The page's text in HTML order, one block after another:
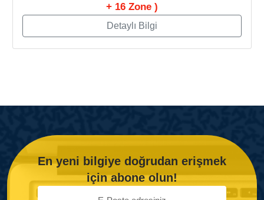
+ 16 Zone )
Detaylı Bilgi
En yeni bilgiye doğrudan erişmek
için abone olun!